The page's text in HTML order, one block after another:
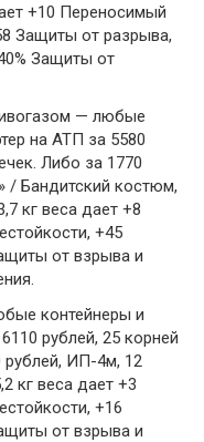
+10 Переносимый
Защиты от разрыва,
Защиты от
— любые
на АТП за 5580
Либо за 1770
/ Бандитский костюм,
кг веса дает +8
+45
от взрыва и
контейнеры и
рублей, 25 корней
рублей, ИП-4м, 12
кг веса дает +3
+16
от взрыва и